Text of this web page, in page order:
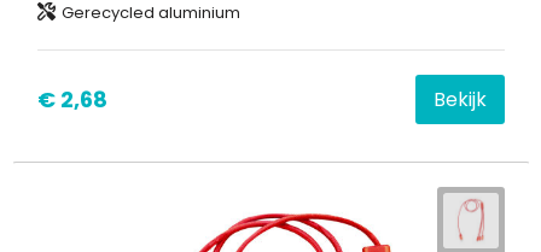
Gerecycled aluminium
€ 2,68 Bekijk